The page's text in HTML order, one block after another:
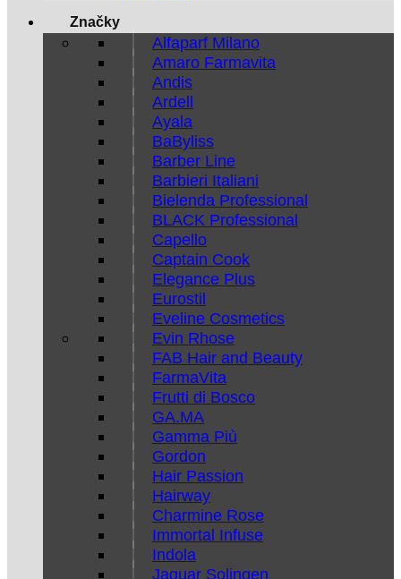
Značky
Alfaparf Milano
Amaro Farmavita
Andis
Ardell
Ayala
BaByliss
Barber Line
Barbieri Italiani
Bielenda Professional
BLACK Professional
Capello
Captain Cook
Elegance Plus
Eurostil
Eveline Cosmetics
Evin Rhose
FAB Hair and Beauty
FarmaVita
Frutti di Bosco
GA.MA
Gamma Più
Gordon
Hair Passion
Hairway
Charmine Rose
Immortal Infuse
Indola
Jaguar Solingen